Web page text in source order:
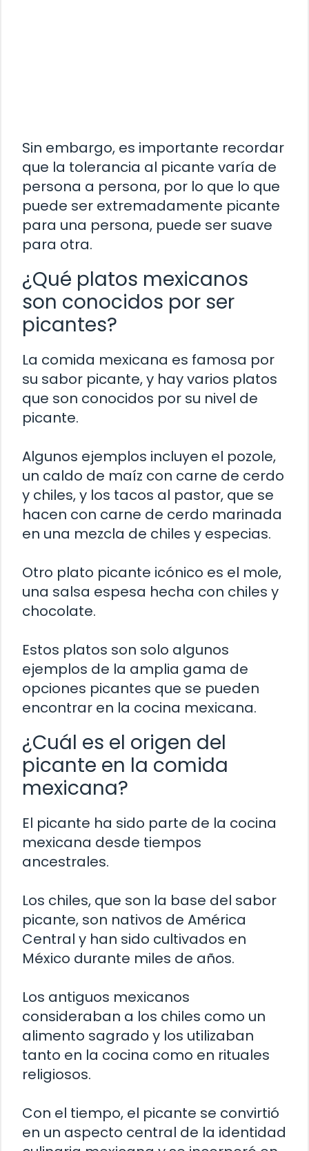
Sin embargo, es importante recordar
que la tolerancia al picante varía de
persona a persona, por lo que lo que
puede ser extremadamente picante
para una persona, puede ser suave
para otra.
¿Qué platos mexicanos
son conocidos por ser
picantes?
La comida mexicana es famosa por
su sabor picante, y hay varios platos
que son conocidos por su nivel de
picante.
Algunos ejemplos incluyen el pozole,
un caldo de maíz con carne de cerdo
y chiles, y los tacos al pastor, que se
hacen con carne de cerdo marinada
en una mezcla de chiles y especias.
Otro plato picante icónico es el mole,
una salsa espesa hecha con chiles y
chocolate.
Estos platos son solo algunos
ejemplos de la amplia gama de
opciones picantes que se pueden
encontrar en la cocina mexicana.
¿Cuál es el origen del
picante en la comida
mexicana?
El picante ha sido parte de la cocina
mexicana desde tiempos
ancestrales.
Los chiles, que son la base del sabor
picante, son nativos de América
Central y han sido cultivados en
México durante miles de años.
Los antiguos mexicanos
consideraban a los chiles como un
alimento sagrado y los utilizaban
tanto en la cocina como en rituales
religiosos.
Con el tiempo, el picante se convirtió
en un aspecto central de la identidad